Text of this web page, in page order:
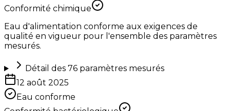
Conformité chimique
Eau d'alimentation conforme aux exigences de
qualité en vigueur pour l'ensemble des paramètres
mesurés.
Détail des 76paramètres mesurés
12 août 2025
Eau conforme